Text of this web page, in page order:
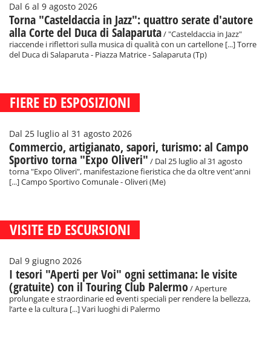
Dal 6 al 9 agosto 2026
Torna "Casteldaccia in Jazz": quattro serate d'autore
alla Corte del Duca di Salaparuta/ "Casteldaccia in Jazz"
riaccende i riflettori sulla musica di qualità con un cartellone [...] Torre
del Duca di Salaparuta - Piazza Matrice - Salaparuta (Tp)
FIERE ED ESPOSIZIONI
Dal 25 luglio al 31 agosto 2026
Commercio, artigianato, sapori, turismo: al Campo
Sportivo torna "Expo Oliveri" / Dal 25 luglio al 31 agosto
torna "Expo Oliveri", manifestazione fieristica che da oltre vent'anni
[...] Campo Sportivo Comunale - Oliveri (Me)
VISITE ED ESCURSIONI
Dal 9 giugno 2026
I tesori "Aperti per Voi" ogni settimana: le visite
(gratuite) con il Touring Club Palermo/ Aperture
prolungate e straordinarie ed eventi speciali per rendere la bellezza,
l‘arte e la cultura [...] Vari luoghi di Palermo